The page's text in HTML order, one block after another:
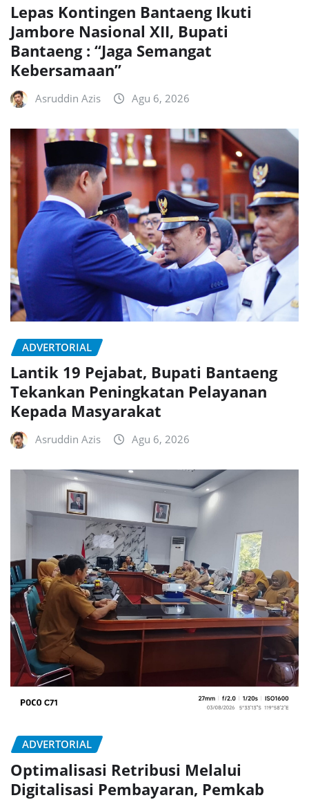
Lepas Kontingen Bantaeng Ikuti
Jambore Nasional XII, Bupati
Bantaeng : “Jaga Semangat
Kebersamaan”
Asruddin Azis Agu 6, 2026
ADVERTORIAL
Lantik 19 Pejabat, Bupati Bantaeng
Tekankan Peningkatan Pelayanan
Kepada Masyarakat
Asruddin Azis Agu 6, 2026
ADVERTORIAL
Optimalisasi Retribusi Melalui
Digitalisasi Pembayaran, Pemkab